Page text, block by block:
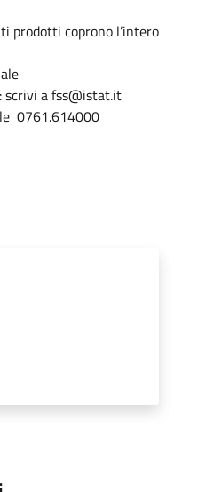
prodotti coprono l’intero
scrivi a fss@istat.it
0761.614000